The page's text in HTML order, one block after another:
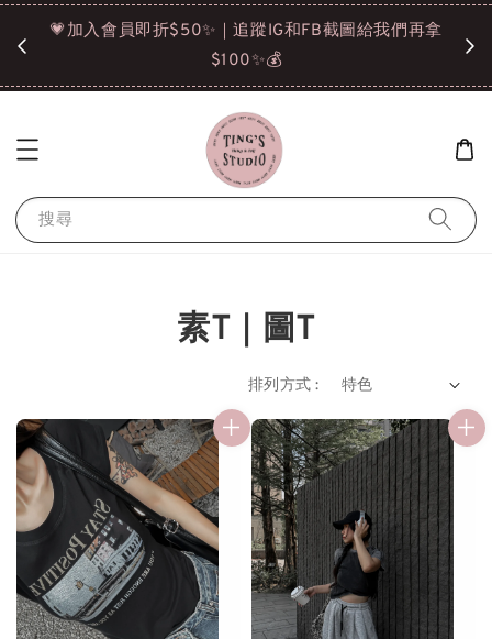
選
💗加入會員即折$50✨｜追蹤IG和FB截圖給我們再拿
$100✨💰
搜尋
素T｜圖T
排列方式 :